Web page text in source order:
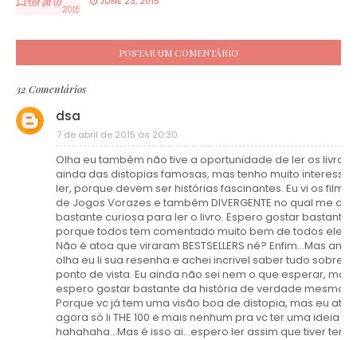
POSTAR UM COMENTÁRIO
32 Comentários
dsa
7 de abril de 2015 às 20:30
Olha eu também não tive a oportunidade de ler os livros
ainda das distopias famosas, mas tenho muito interesse
ler, porque devem ser histórias fascinantes. Eu vi os filmes
de Jogos Vorazes e também DIVERGENTE no qual me
bastante curiosa para ler o livro. Espero gostar bastante,
porque todos tem comentado muito bem de todos eles.
Não é atoa que viraram BESTSELLERS né? Enfim...Mas
olha eu li sua resenha e achei incrivel saber tudo sobre
ponto de vista. Eu ainda não sei nem o que esperar, mas
espero gostar bastante da história de verdade mesmo.
Porque vc já tem uma visão boa de distopia, mas eu até
agora só li THE 100 e mais nenhum pra vc ter uma ideia
hahahaha...Mas é isso ai...espero ler assim que tiver